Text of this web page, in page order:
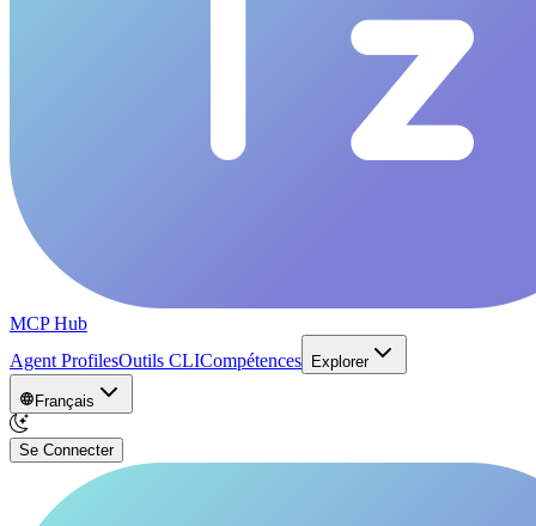
MCP Hub
Agent ProfilesOutils CLICompétences Explorer
Français
Se Connecter